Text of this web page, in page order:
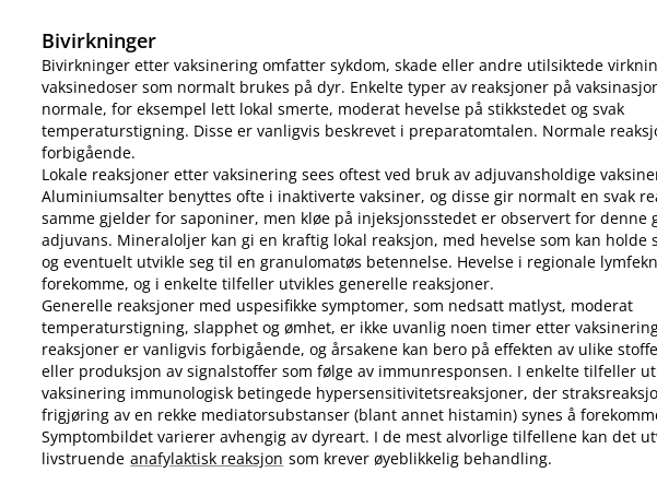
Bivirkninger
Bivirkninger etter vaksinering omfatter sykdom, skade eller andre utilsiktede
vaksinedoser som normalt brukes på dyr. Enkelte typer av reaksjoner på
normale, for eksempel lett lokal smerte, moderat hevelse på stikkstedet og svak
temperaturstigning. Disse er vanligvis beskrevet i preparatomtalen. Normale
forbigående.
Lokale reaksjoner etter vaksinering sees oftest ved bruk av adjuvansholdige
Aluminiumsalter benyttes ofte i inaktiverte vaksiner, og disse gir normalt en svak
samme gjelder for saponiner, men kløe på injeksjonsstedet er observert for denne
adjuvans. Mineraloljer kan gi en kraftig lokal reaksjon, med hevelse som kan holde
og eventuelt utvikle seg til en granulomatøs betennelse. Hevelse i regionale
forekomme, og i enkelte tilfeller utvikles generelle reaksjoner.
Generelle reaksjoner med uspesifikke symptomer, som nedsatt matlyst, moderat
temperaturstigning, slapphet og ømhet, er ikke uvanlig noen timer etter
reaksjoner er vanligvis forbigående, og årsakene kan bero på effekten av ulike
eller produksjon av signalstoffer som følge av immunresponsen. I enkelte tilfeller
vaksinering immunologisk betingede hypersensitivitetsreaksjoner, der
frigjøring av en rekke mediatorsubstanser (blant annet histamin) synes å
Symptombildet varierer avhengig av dyreart. I de mest alvorlige tilfellene kan det
livstruende anafylaktisk reaksjon som krever øyeblikkelig behandling.